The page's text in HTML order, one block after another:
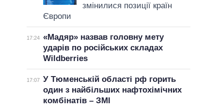
змінилися позиції країн
Європи
17:24 «Мадяр» назвав головну мету
ударів по російських складах
Wildberries
17:07 У Тюменській області рф горить
один з найбільших нафтохімічних
комбінатів – ЗМІ